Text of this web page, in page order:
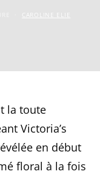
CAROLINE ELIE
la toute
Victoria’s
en début
floral à la fois